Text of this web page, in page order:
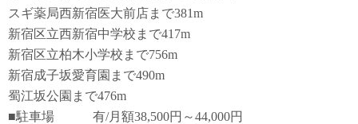
スギ薬局西新宿医大前店まで381m
新宿区立西新宿中学校まで417m
新宿区立柏木小学校まで756m
新宿成子坂愛育園まで490m
蜀江坂公園まで476m
■駐車場 有/月額38,500円～44,000円